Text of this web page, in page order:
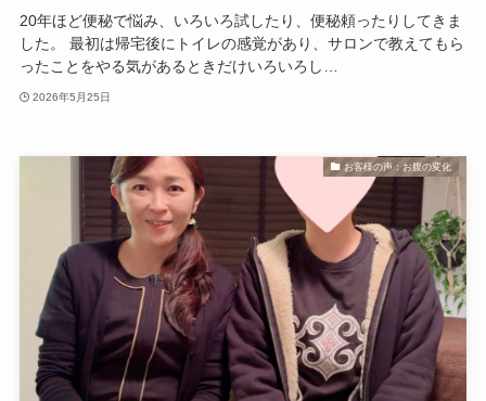
20年ほど便秘で悩み、いろいろ試したり、便秘頼ったりしてきま
した。 最初は帰宅後にトイレの感覚があり、サロンで教えてもら
ったことをやる気があるときだけいろいろし…
2026年5月25日
お客様の声：お腹の変化